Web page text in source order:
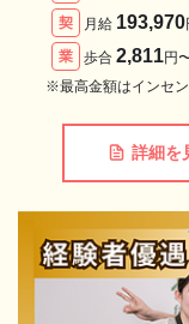
契
月給 193,970
業
歩合 2,811円
※最高金額はインセ
詳細を